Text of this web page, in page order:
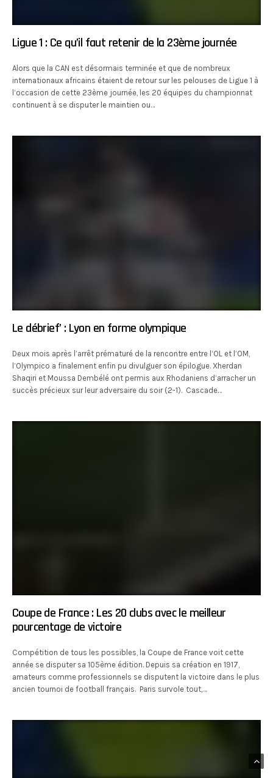
Ligue 1 : Ce qu’il faut retenir de la 23ème journée
Alors que la CAN est désormais terminée et que de nombreux
internationaux africains étaient de retour sur les pelouses de Ligue 1 à
l’occasion de cette 23ème journée, les 20 équipes du championnat
continuent à se disputer le maintien ou…
Le débrief’ : Lyon en forme olympique
Deux mois après l’arrêt prématuré de la rencontre entre l’OL et l’OM,
l’Olympico a finalement enfin pu divulguer son épilogue. Xherdan
Shaqiri et Moussa Dembélé ont permis aux Rhodaniens d’arracher un
succès précieux sur leur adversaire du soir (2-1). Cascade…
Coupe de France : Les 20 clubs avec le meilleur
pourcentage de victoire
Compétition de tous les possibles, la Coupe de France voit cette
année se disputer sa 105ème édition. Depuis sa création en 1917,
amateurs comme professionnels se disputent la victoire dans le plus
ancien tournoi de football français. Paris survole tout,…